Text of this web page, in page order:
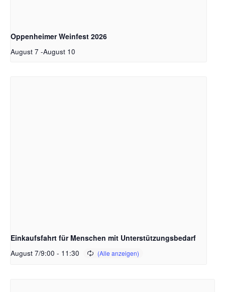
Oppenheimer Weinfest 2026
August 7 -August 10
Einkaufsfahrt für Menschen mit Unterstützungsbedarf
August 7/9:00 - 11:30